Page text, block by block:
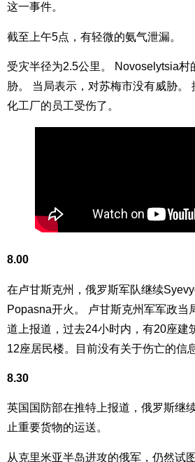
这一事件。
截至上午5点，有轻微的氨气泄漏。
受灾半径为2.5公里。 Novoselytsia村
胁。 当局表示，对苏梅市没有威胁。
化工厂的员工受伤了。
8.00
在卢甘斯克州，俄罗斯军队继续
Popasna开火。 卢甘斯克州军军政当
道上报道，过去24小时内，有20座建
12座居民楼。目前没有关于伤亡的信息
8.30
英国国防部在推特上报道，俄罗斯继
止重要货物的运送。
从克里米亚半岛进攻的俄军，仍然试